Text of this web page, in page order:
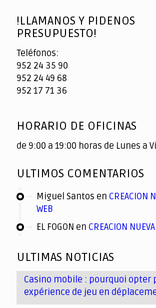
!LLAMANOS Y PIDENOS
PRESUPUESTO!
Teléfonos:
952 24 35 90
952 24 49 68
952 17 71 36
HORARIO DE OFICINAS
de 9:00 a 19:00 horas de Lunes a
ULTIMOS COMENTARIOS
Miguel Santos en CREACION
WEB
EL FOGON en CREACION
ULTIMAS NOTICIAS
Casino mobile : pourquoi opter
expérience de jeu en